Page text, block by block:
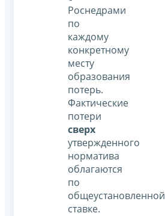
Роснедрами
по
каждому
конкретному
месту
образования
потерь.
Фактические
потери
сверх
утвержденного
норматива
облагаются
по
общеустановленной
ставке.